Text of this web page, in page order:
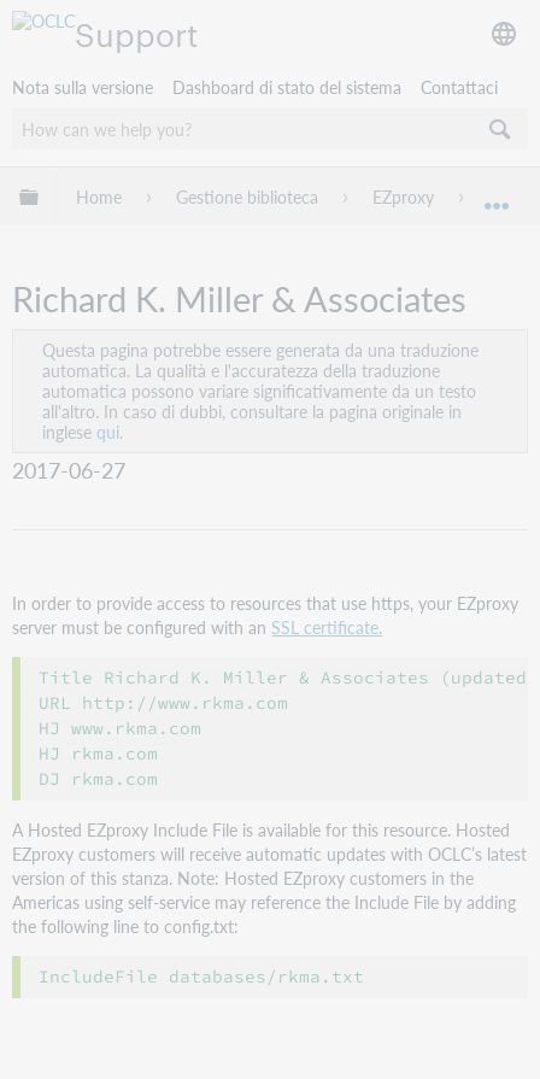
Support
Nota sulla versione Dashboard di stato del sistema Contattaci
Espandi/comprimi la gerarchia globale
Home Gestione biblioteca EZproxy
Richard K. Miller & Associates
Questa pagina potrebbe essere generata da una traduzione
automatica. La qualità e l'accuratezza della traduzione
automatica possono variare significativamente da un testo
all'altro. In caso di dubbi, consultare la pagina originale in
inglesequi.
2017-06-27
In order to provide access to resources that use https, your EZproxy
server must be configured with an SSL certificate.
Title Richard K. Miller & Associates (updated
URL http://www.rkma.com
HJ www.rkma.com
HJ rkma.com
A Hosted EZproxy Include File is available for this resource. Hosted
EZproxy customers will receive automatic updates with OCLC’s latest
version of this stanza. Note: Hosted EZproxy customers in the
Americas using self-service may reference the Include File by adding
the following line to config.txt: